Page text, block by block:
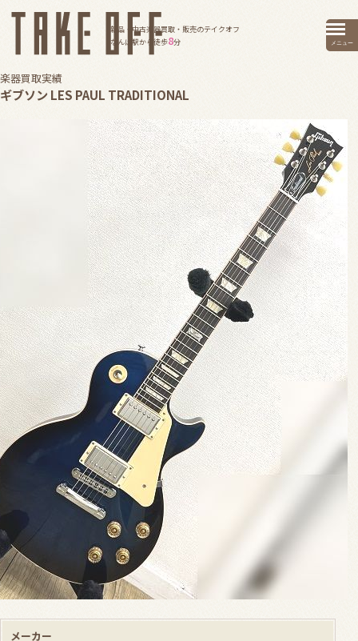
新品・中古楽器買取・販売のテイクオフ
なんば駅から徒歩8分 メニュー
楽器買取実績
ギブソン LES PAUL TRADITIONAL
メーカー